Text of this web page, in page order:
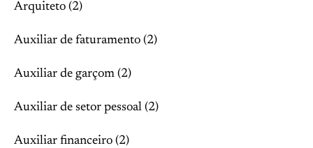
Arquiteto (2)
Auxiliar de faturamento (2)
Auxiliar de garçom (2)
Auxiliar de setor pessoal (2)
Auxiliar financeiro (2)